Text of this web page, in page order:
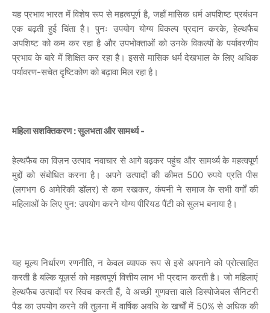
यह प्रभाव भारत में विशेष रूप से महत्वपूर्ण है, जहाँ मासिक धर्म अपशिष्ट प्रबंधन
एक बढ़ती हुई चिंता है। पुनः उपयोग योग्य विकल्प प्रदान करके, हेल्थफैब
अपशिष्ट को कम कर रहा है और उपभोक्ताओं को उनके विकल्पों के पर्यावरणीय
प्रभाव के बारे में शिक्षित कर रहा है। इससे मासिक धर्म देखभाल के लिए अधिक
पर्यावरण-सचेत दृष्टिकोण को बढ़ावा मिल रहा है।
महिला सशक्तिकरण : सुलभता और सामर्थ्य -
हेल्थफैब का विज़न उत्पाद नवाचार से आगे बढ़कर पहुंच और सामर्थ्य के महत्वपूर्ण
मुद्दों को संबोधित करना है। अपने उत्पादों की कीमत 500 रुपये प्रति पीस
(लगभग 6 अमेरिकी डॉलर) से कम रखकर, कंपनी ने समाज के सभी वर्गों की
महिलाओं के लिए पुन: उपयोग करने योग्य पीरियड पैंटी को सुलभ बनाया है।
यह मूल्य निर्धारण रणनीति, न केवल व्यापक रूप से इसे अपनाने को प्रोत्साहित
करती है बल्कि यूज़र्स को महत्वपूर्ण वित्तीय लाभ भी प्रदान करती है। जो महिलाएं
हेल्थफैब उत्पादों पर स्विच करती हैं, वे अच्छी गुणवत्ता वाले डिस्पोजेबल सैनिटरी
पैड का उपयोग करने की तुलना में वार्षिक अवधि के खर्चों में 50% से अधिक की